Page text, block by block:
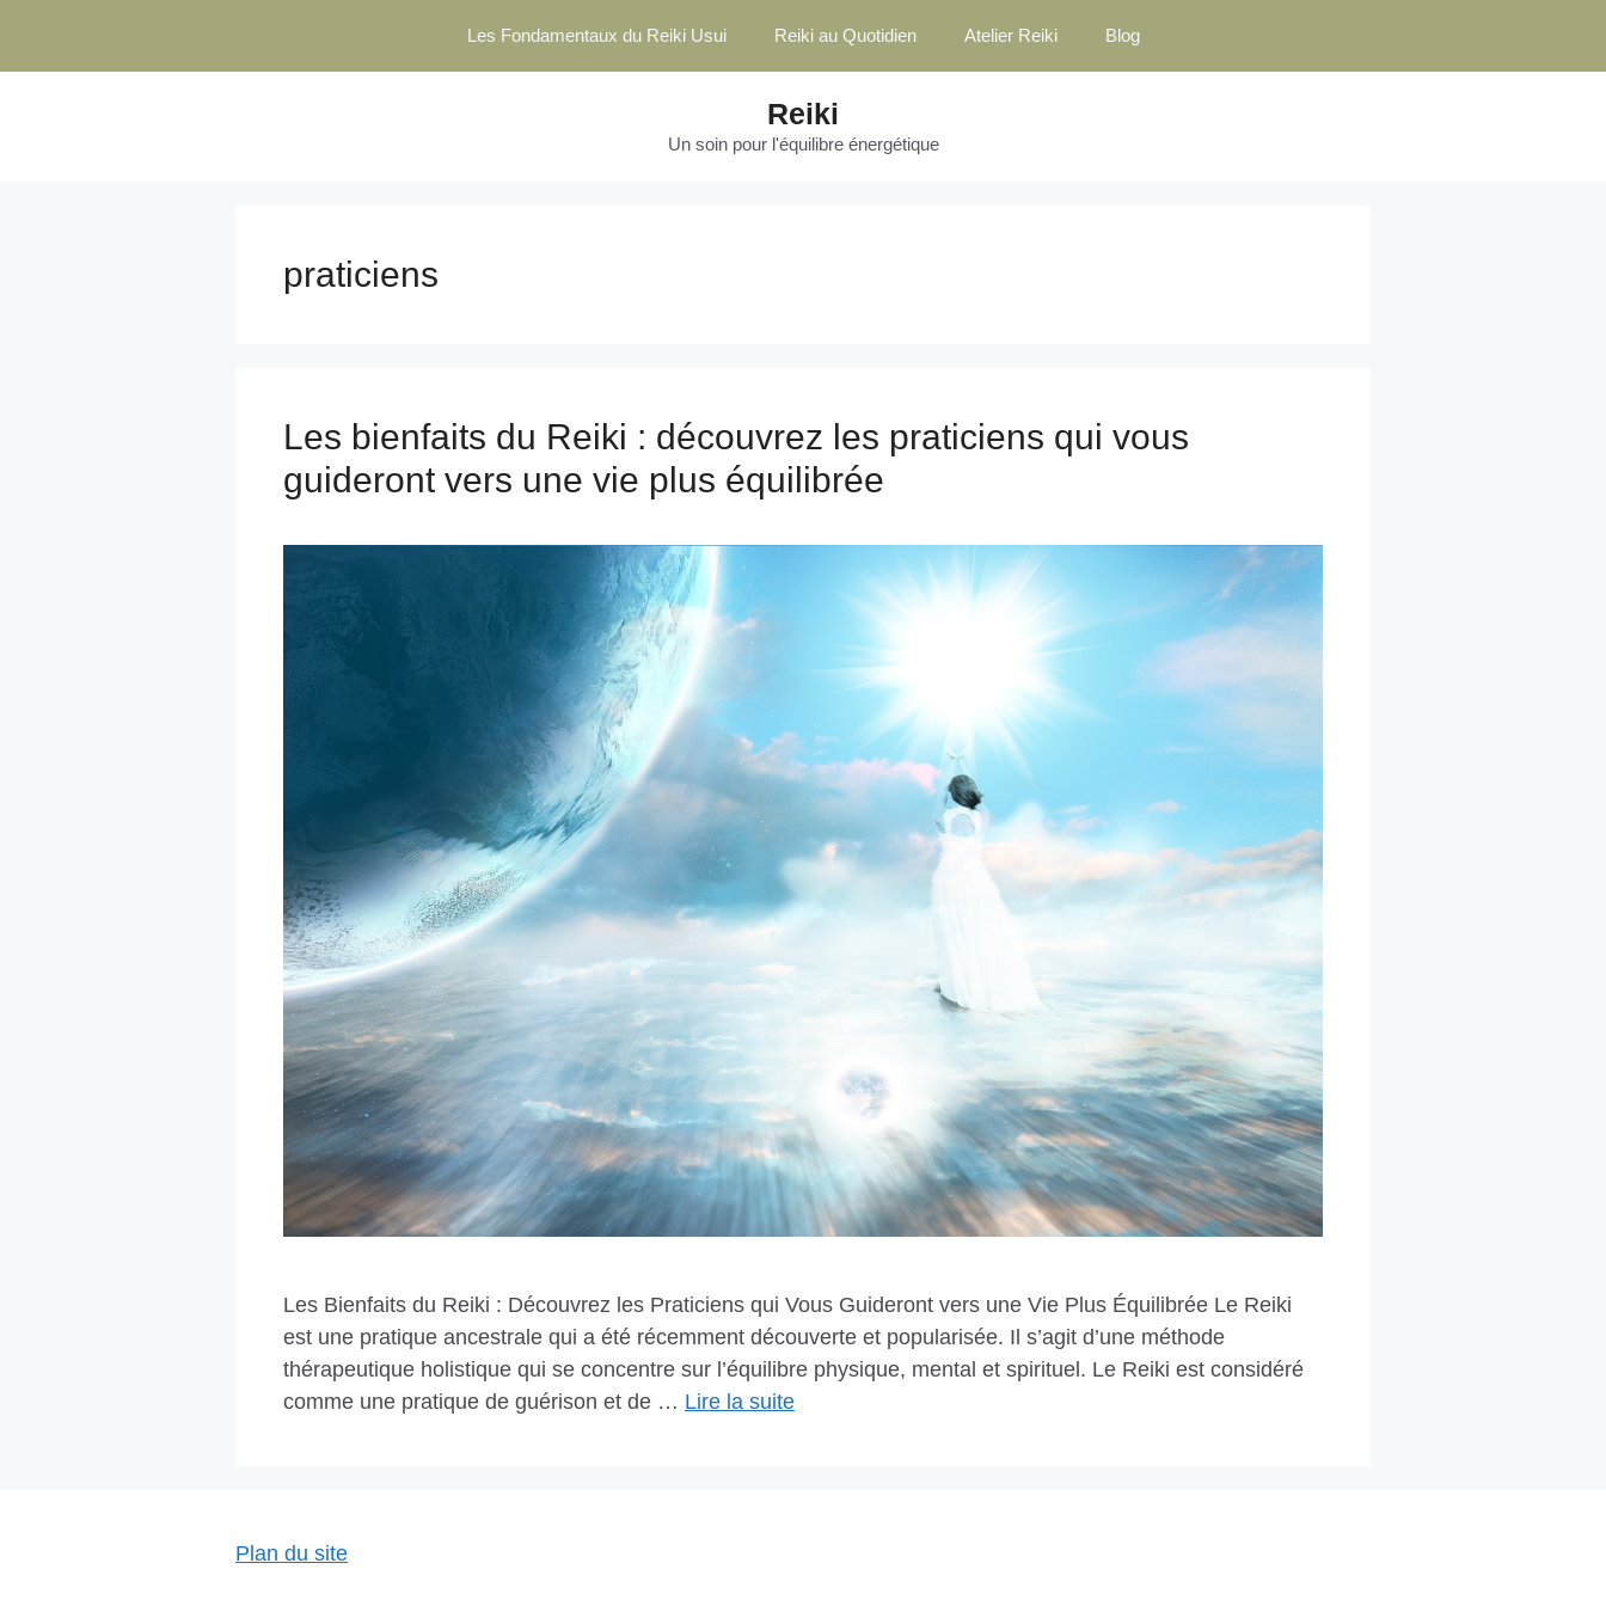
contenu
Les Fondamentaux du Reiki Usui Reiki au Quotidien Atelier Reiki Blog
Reiki
Un soin pour l'équilibre énergétique
praticiens
Les bienfaits du Reiki : découvrez les praticiens qui vous
guideront vers une vie plus équilibrée
Les Bienfaits du Reiki : Découvrez les Praticiens qui Vous Guideront vers une Vie Plus Équilibrée Le Reiki
est une pratique ancestrale qui a été récemment découverte et popularisée. Il s’agit d’une méthode
thérapeutique holistique qui se concentre sur l’équilibre physique, mental et spirituel. Le Reiki est considéré
comme une pratique de guérison et de … Lire la suite
Plan du site